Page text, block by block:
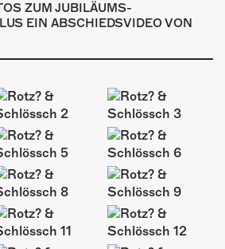
ZUM JUBILÄUMS-
EIN ABSCHIEDSVIDEO VON